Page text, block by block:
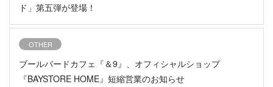
ド」第五弾が登場！
OTHER
ブールバードカフェ『＆9』、オフィシャルショップ
『BAYSTORE HOME』短縮営業のお知らせ